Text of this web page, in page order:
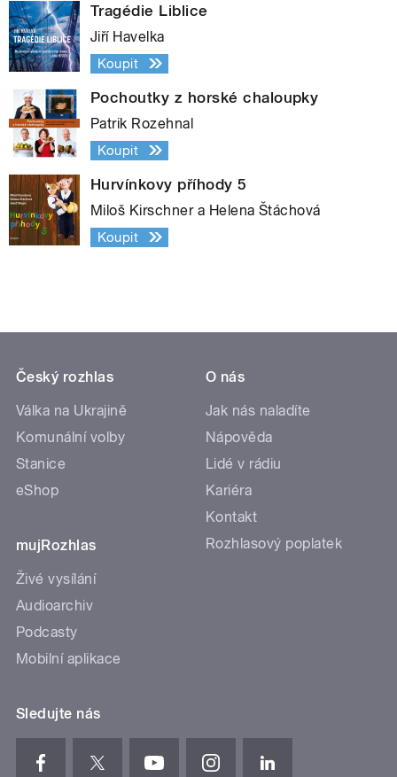
Tragédie Liblice
Jiří Havelka
Koupit
Pochoutky z horské chaloupky
Patrik Rozehnal
Koupit
Hurvínkovy příhody 5
Miloš Kirschner a Helena Štáchová
Koupit
Český rozhlas
Válka na Ukrajině
Komunální volby
Stanice
eShop
mujRozhlas
Živé vysílání
Audioarchiv
Podcasty
Mobilní aplikace
O nás
Jak nás naladíte
Nápověda
Lidé v rádiu
Kariéra
Kontakt
Rozhlasový poplatek
Sledujte nás